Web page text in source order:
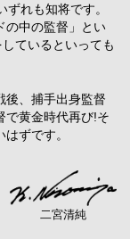
れも知将です。
の中の監督」とい
ているといっても
、捕手出身監督
で黄金時代再び!そ
ずです。
二宮清純